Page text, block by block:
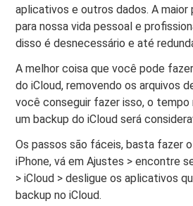
aplicativos e outros dados. A
para nossa vida pessoal e
disso é desnecessário e até
A melhor coisa que você pode
do iCloud, removendo os arquivos
você conseguir fazer isso, o tempo
um backup do iCloud será
Os passos são fáceis, basta fazer
iPhone, vá em Ajustes > encontre
> iCloud > desligue os aplicativos
backup no iCloud.